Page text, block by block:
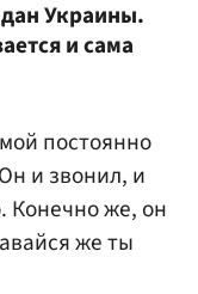
Украины.
и сама
постоянно
и звонил, и
Конечно же, он
же ты